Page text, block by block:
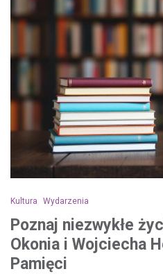
Kultura Wydarzenia
Poznaj niezwykłe
Okonia i Wojciecha
Pamięci